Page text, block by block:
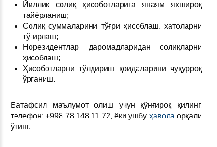
Йиллик солиқ ҳисоботларига янаям яхшироқ
тайёрланиш;
Солиқ суммаларини тўғри ҳисоблаш, хатоларни
тўғирлаш;
Норезидентлар даромадларидан солиқларни
ҳисоблаш;
Ҳисоботларни тўлдириш қоидаларини чуқурроқ
ўрганиш.
Батафсил маълумот олиш учун қўнғироқ қилинг,
телефон: +998 78 148 11 72, ёки ушбу ҳавола орқали
ўтинг.